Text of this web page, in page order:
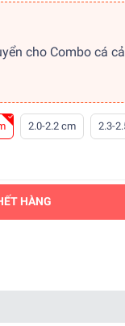
cho Combo cá
2.0-2.2 cm 2.3-
HÀNG